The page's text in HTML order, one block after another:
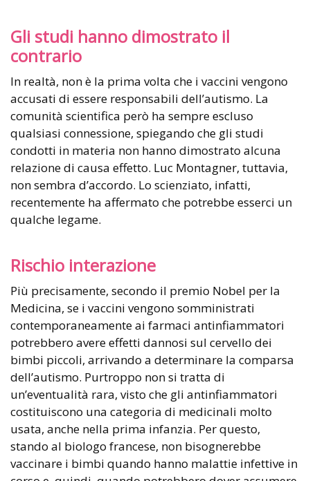
Gli studi hanno dimostrato il
contrario
In realtà, non è la prima volta che i vaccini vengono
accusati di essere responsabili dell’autismo. La
comunità scientifica però ha sempre escluso
qualsiasi connessione, spiegando che gli studi
condotti in materia non hanno dimostrato alcuna
relazione di causa effetto. Luc Montagner, tuttavia,
non sembra d’accordo. Lo scienziato, infatti,
recentemente ha affermato che potrebbe esserci un
qualche legame.
Rischio interazione
Più precisamente, secondo il premio Nobel per la
Medicina, se i vaccini vengono somministrati
contemporaneamente ai farmaci antinfiammatori
potrebbero avere effetti dannosi sul cervello dei
bimbi piccoli, arrivando a determinare la comparsa
dell’autismo. Purtroppo non si tratta di
un’eventualità rara, visto che gli antinfiammatori
costituiscono una categoria di medicinali molto
usata, anche nella prima infanzia. Per questo,
stando al biologo francese, non bisognerebbe
vaccinare i bimbi quando hanno malattie infettive in